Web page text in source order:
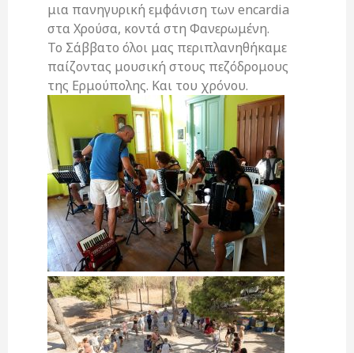
μια πανηγυρική εμφάνιση των encardia
στα Χρούσα, κοντά στη Φανερωμένη.
Το Σάββατο όλοι μας περιπλανηθήκαμε
παίζοντας μουσική στους πεζόδρομους
της Ερμούπολης. Και του χρόνου.